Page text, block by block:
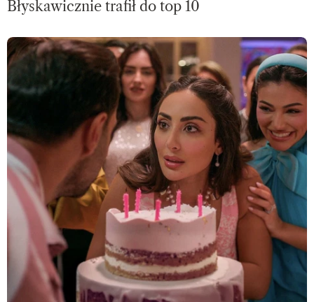
Błyskawicznie trafił do top 10